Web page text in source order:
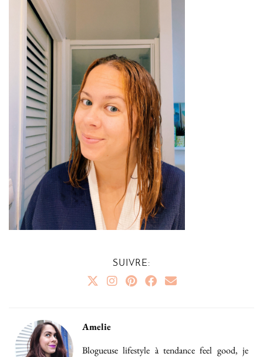
SUIVRE:
Amelie
Blogueuse lifestyle à tendance feel good, je